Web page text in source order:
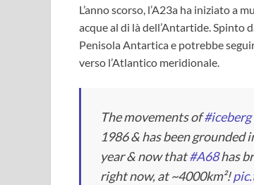
L’anno scorso, l’A23a ha iniziato a
acque al di là dell’Antartide.
Penisola Antartica e potrebbe
verso l’Atlantico meridionale.
The movements of#iceberg
1986 & has been grounded
year & now that#A68has
right now, at ~4000km²!